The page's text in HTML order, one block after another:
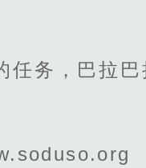
任务，巴拉